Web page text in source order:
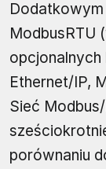
ModbusRTU
opcjonalnych
Ethernet/IP,
Sieć
porównaniu